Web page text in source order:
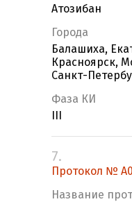
Атозибан
Города
Балашиха,
Красноярск,
Санкт-
Фаза КИ
7.
Протокол №
Название